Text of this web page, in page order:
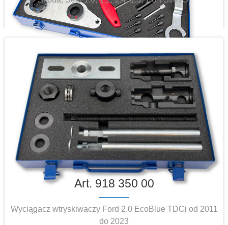
Art. 918 350 00
Wyciągacz wtryskiwaczy Ford 2.0 EcoBlue TDCi od 2011
do 2023